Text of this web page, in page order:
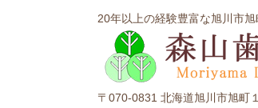
20年以上の経験豊富な旭川市
〒070-0831 北海道旭川市旭町